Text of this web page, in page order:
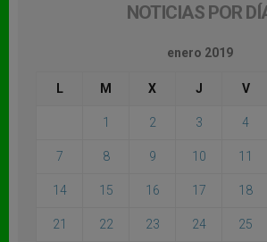
NOTICIAS POR
enero 2019
L M X J V
1 2 3 4
7 8 9 10 11
14 15 16 17 18
21 22 23 24 25